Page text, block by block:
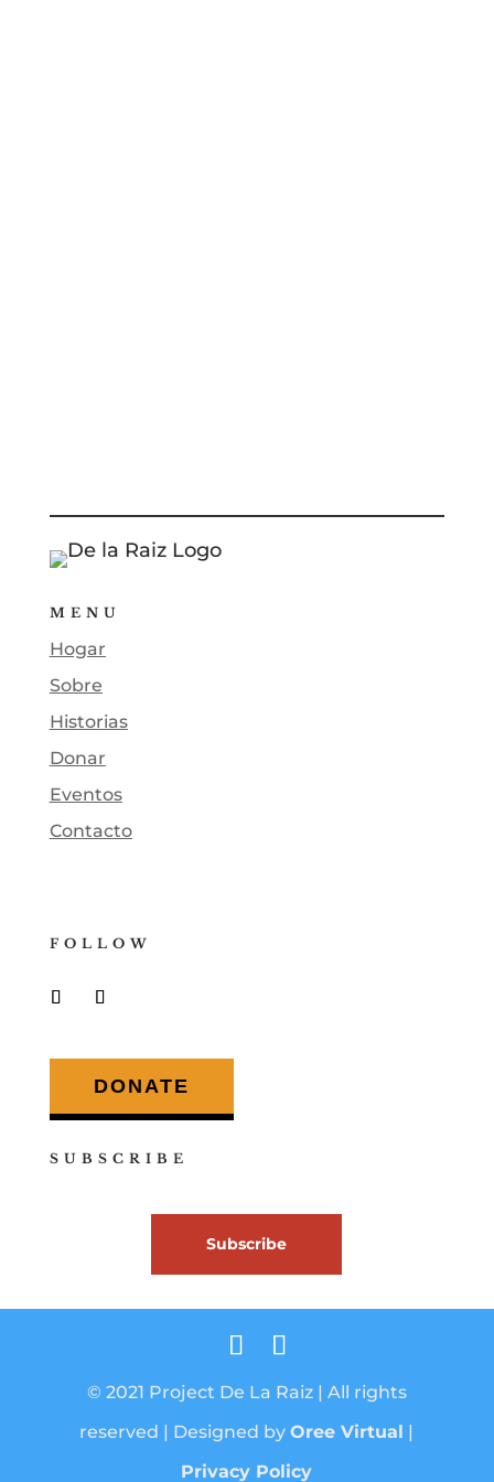
MENU
Hogar
Sobre
Historias
Donar
Eventos
Contacto
FOLLOW
DONATE
SUBSCRIBE
Subscribe
© 2021 Project De La Raiz | All rights
reserved | Designed byOree Virtual |
Privacy Policy